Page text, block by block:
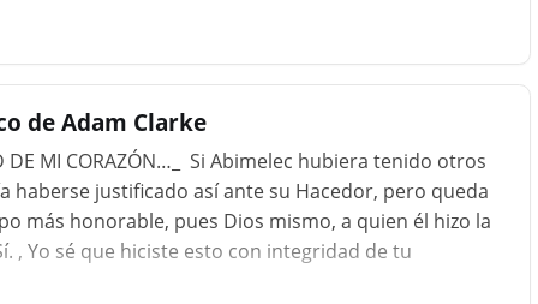
o campesino, ciertamente recibirá por el mal que
posible, haga una restitución....
de Adam Clarke
DE MI CORAZÓN…_ Si Abimelec hubiera tenido otros
haberse justificado así ante su Hacedor, pero queda
más honorable, pues Dios mismo, a quien él hizo la
, Yo sé que hiciste esto con integridad de tu